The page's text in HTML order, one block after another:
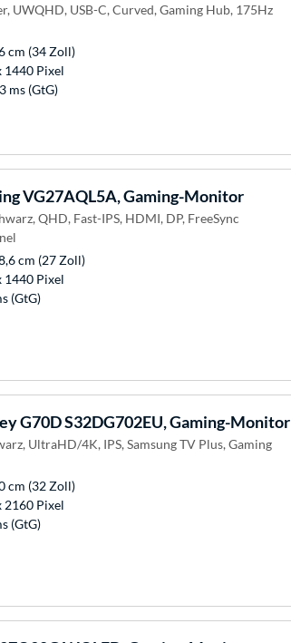
UWQHD, USB-C, Curved, Gaming Hub, 175Hz
cm (34 Zoll)
1440 Pixel
ms (GtG)
VG27AQL5A, Gaming-Monitor
QHD, Fast-IPS, HDMI, DP, FreeSync
cm (27 Zoll)
1440 Pixel
(GtG)
G70D S32DG702EU, Gaming-Monitor
UltraHD/4K, IPS, Samsung TV Plus, Gaming
cm (32 Zoll)
2160 Pixel
(GtG)